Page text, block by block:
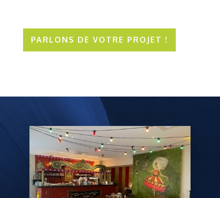
PARLONS DE VOTRE PROJET !